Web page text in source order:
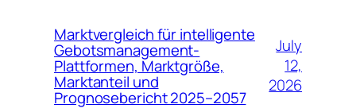
Marktvergleich für intelligente
Gebotsmanagement-
Plattformen, Marktgröße,
Marktanteil und
Prognosebericht 2025–2057
July
12,
2026